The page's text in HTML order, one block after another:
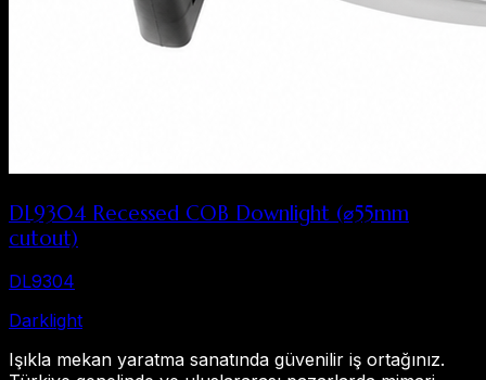
DL9304 Recessed COB Downlight (⌀55mm
cutout)
DL9304
Darklight
Işıkla mekan yaratma sanatında güvenilir iş ortağınız.